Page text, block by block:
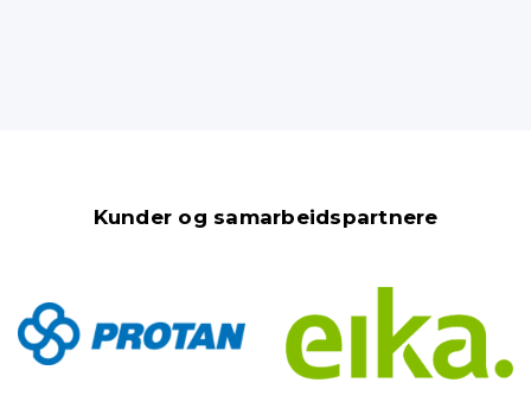
Kunder og samarbeidspartnere